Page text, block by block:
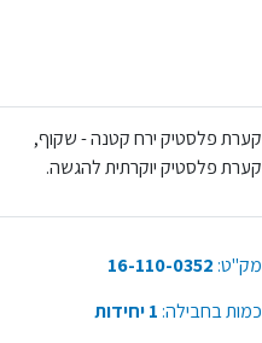
קערת פלסטיק ירח קטנה - שקוף,
קערת פלסטיק יוקרתית להגשה.
מק"ט: 16-110-0352
כמות בחבילה: 1 יחידות